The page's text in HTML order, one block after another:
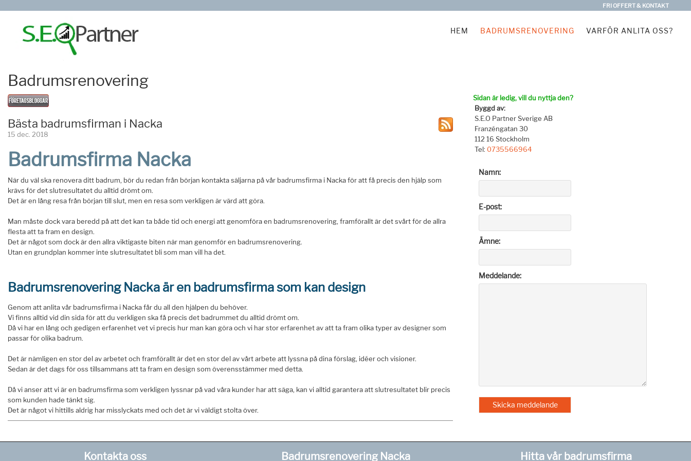
FRI OFFERT & KONTAKT
HEM BADRUMSRENOVERING VARFÖR ANLITA OSS?
Sidan är ledig, vill du nyttja den?
Byggd av:
S.E.O Partner Sverige AB
Franzéngatan 30
112 16 Stockholm
Tel: 0735566964
Namn:
E-post:
Ämne:
Meddelande:
Badrumsrenovering
Bästa badrumsfirman i Nacka
15 dec. 2018
Badrumsfirma Nacka
När du väl ska renovera ditt badrum, bör du redan från början kontakta säljarna på vår badrumsfirma i Nacka för att få precis den hjälp som
krävs för det slutresultatet du alltid drömt om.
Det är en lång resa från början till slut, men en resa som verkligen är värd att göra.
Man måste dock vara beredd på att det kan ta både tid och energi att genomföra en badrumsrenovering, framförallt är det svårt för de allra
flesta att ta fram en design.
Det är något som dock är den allra viktigaste biten när man genomför en badrumsrenovering.
Utan en grundplan kommer inte slutresultatet bli som man vill ha det.
Badrumsrenovering Nacka är en badrumsfirma som kan design
Genom att anlita vår badrumsfirma i Nacka får du all den hjälpen du behöver.
Vi finns alltid vid din sida för att du verkligen ska få precis det badrummet du alltid drömt om.
Då vi har en lång och gedigen erfarenhet vet vi precis hur man kan göra och vi har stor erfarenhet av att ta fram olika typer av designer som
passar för olika badrum.
Det är nämligen en stor del av arbetet och framförallt är det en stor del av vårt arbete att lyssna på dina förslag, idéer och visioner.
Sedan är det dags för oss tillsammans att ta fram en design som överensstämmer med detta.
Då vi anser att vi är en badrumsfirma som verkligen lyssnar på vad våra kunder har att säga, kan vi alltid garantera att slutresultatet blir precis
som kunden hade tänkt sig.
Det är något vi hittills aldrig har misslyckats med och det är vi väldigt stolta över.
Kontakta oss Badrumsrenovering Nacka Hitta vår badrumsfirma